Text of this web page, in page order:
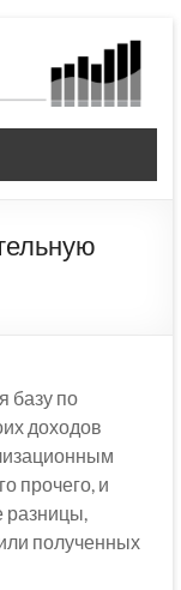
базу по
доходов
прочего, и
разницы,
полученных